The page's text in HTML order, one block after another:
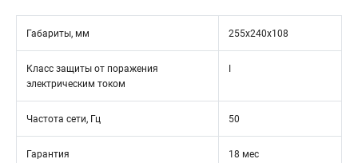
Габариты, мм 255х240х108
Класс защиты от поражения
электрическим током
Частота сети, Гц 50
Гарантия 18 мес